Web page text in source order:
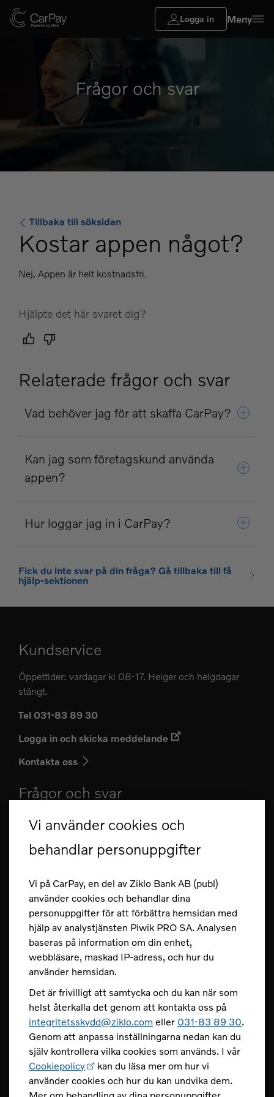
Logga in Meny
Frågor och svar
Tillbaka till söksidan
Kostar appen något?
Nej. Appen är helt kostnadsfri.
Hjälpte det här svaret dig?
Relaterade frågor och svar
Vad behöver jag för att skaffa CarPay?
Kan jag som företagskund använda
appen?
Hur loggar jag in i CarPay?
Fick du inte svar på din fråga? Gå tillbaka till få
hjälp-sektionen
Kundservice
Öppettider: vardagar kl 08-17. Helger och helgdagar
stängt.
Tel 031-83 89 30
Logga in och skicka meddelande
Kontakta oss
Frågor och svar
Kan jag anmäla e-faktura i CarPay?
Vilka betalningsvillkor har jag?
Hur gör jag en insättning till mitt kort?
Fler frågor och svar
Säkerhet
Spärra ditt kort dygnet runt.
Tel 031-83 89 80
Spärra ditt kort
Skydda dig mot bedrägerier
Vi använder cookies och
behandlar personuppgifter
Vi på CarPay, en del av Ziklo Bank AB (publ)
använder cookies och behandlar dina
personuppgifter för att förbättra hemsidan med
hjälp av analystjänsten Piwik PRO SA. Analysen
baseras på information om din enhet,
webbläsare, maskad IP-adress, och hur du
använder hemsidan.
Det är frivilligt att samtycka och du kan när som
helst återkalla det genom att kontakta oss på
integritetsskydd@ziklo.com eller 031-83 89 30.
Genom att anpassa inställningarna nedan kan du
själv kontrollera vilka cookies som används. I vår
Cookiepolicy
kan du läsa mer om hur vi
använder cookies och hur du kan undvika dem.